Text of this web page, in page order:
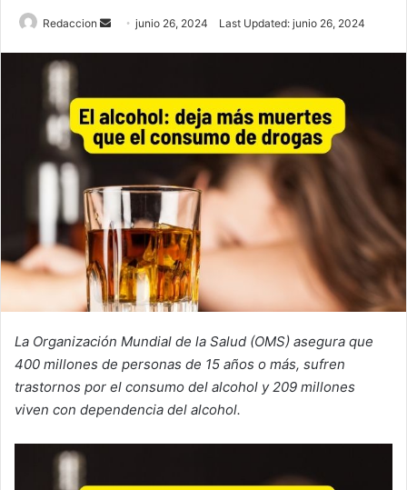
Redaccion
a
n
e
i
l
junio 26, 2024 Last Updated: junio 26, 2024
La Organización Mundial de la Salud (OMS) asegura que
400 millones de personas de 15 años o más, sufren
trastornos por el consumo del alcohol y 209 millones
viven con dependencia del alcohol.